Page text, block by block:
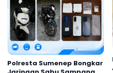
Polresta Sumenep Bongkar